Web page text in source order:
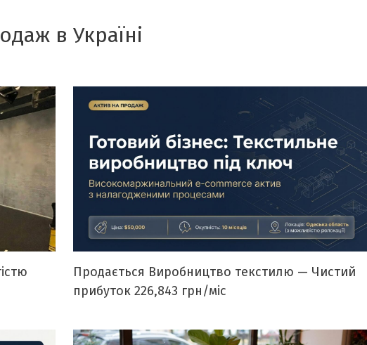
в Україні
Продається Виробництво текстилю — Чистий
прибуток 226,843 грн/міс